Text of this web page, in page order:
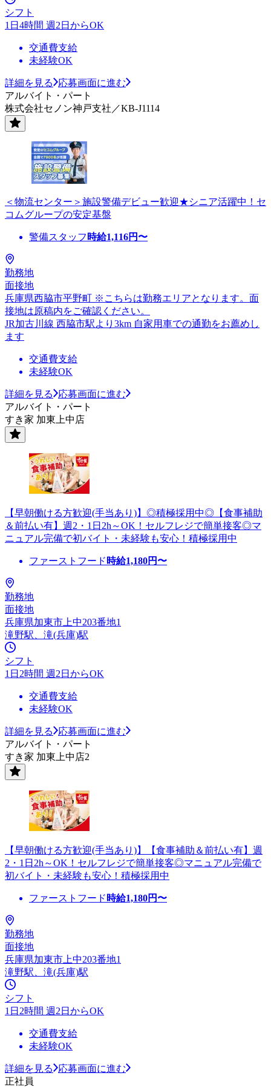
シフト
1日4時間 週2日からOK
交通費支給
未経験OK
詳細を見る
応募画面に進む
アルバイト・パート
株式会社セノン神戸支社／KB-J1114
＜物流センター＞施設警備デビュー歓迎★シニア活躍中！セ
コムグループの安定基盤
警備スタッフ 時給1,116円〜
勤務地
面接地
兵庫県西脇市平野町 ※こちらは勤務エリアとなります。面
接地は原稿内をご確認ください。
JR加古川線 西脇市駅より3km 自家用車での通勤をお薦めし
ます
交通費支給
未経験OK
詳細を見る
応募画面に進む
アルバイト・パート
すき家 加東上中店
【早朝働ける方歓迎(手当あり)】◎積極採用中◎【食事補助
＆前払い有】週2・1日2h～OK！セルフレジで簡単接客◎マ
ニュアル完備で初バイト・未経験も安心！積極採用中
ファーストフード 時給1,180円〜
勤務地
面接地
兵庫県加東市上中203番地1
滝野駅、滝(兵庫)駅
シフト
1日2時間 週2日からOK
交通費支給
未経験OK
詳細を見る
応募画面に進む
アルバイト・パート
すき家 加東上中店2
【早朝働ける方歓迎(手当あり)】【食事補助＆前払い有】週
2・1日2h～OK！セルフレジで簡単接客◎マニュアル完備で
初バイト・未経験も安心！積極採用中
ファーストフード 時給1,180円〜
勤務地
面接地
兵庫県加東市上中203番地1
滝野駅、滝(兵庫)駅
シフト
1日2時間 週2日からOK
交通費支給
未経験OK
詳細を見る
応募画面に進む
正社員